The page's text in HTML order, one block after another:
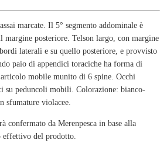
marcate. Il 5° segmento addominale è
margine posteriore. Telson largo, con margine
laterali e su quello posteriore, e provvisto
paio di appendici toraciche ha forma di
mobile munito di 6 spine. Occhi
peduncoli mobili. Colorazione: bianco-
sfumature violacee.
confermato da Merenpesca in base alla
effettivo del prodotto.